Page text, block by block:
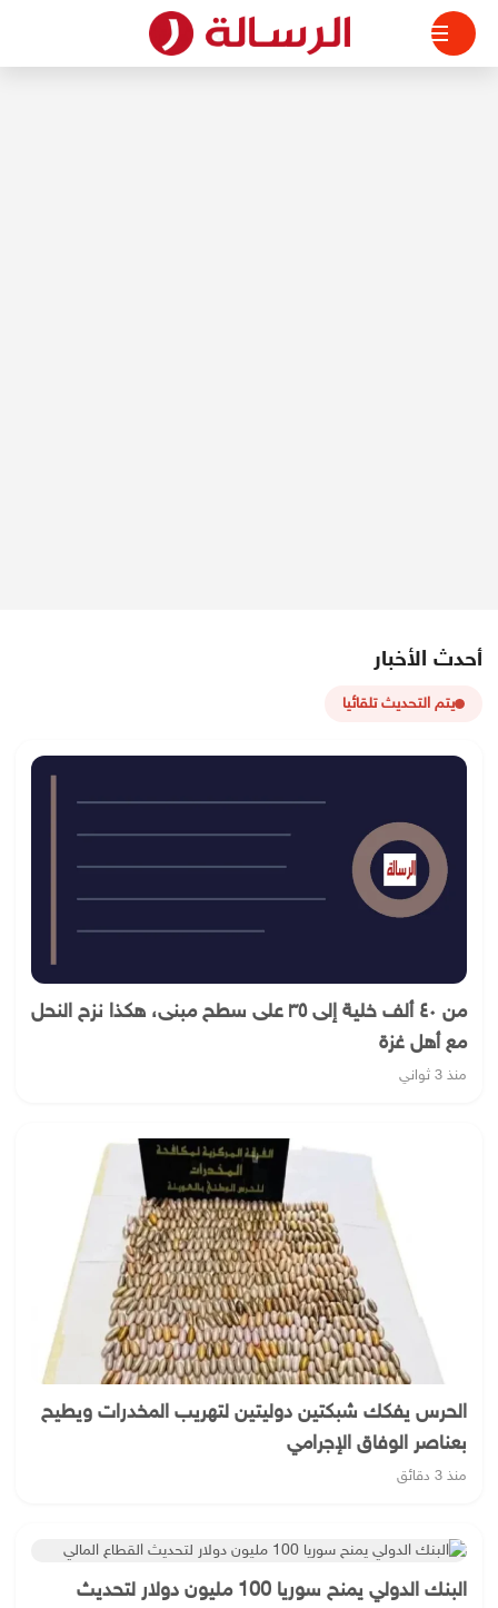
التجاوز
المحتوى
أحدث الأخبار
يتم التحديث تلقائيا
من ٤٠ ألف خلية إلى ٣٥ على سطح مبنى، هكذا نزح النحل
مع أهل غزة
منذ 3 ثواني
الحرس يفكك شبكتين دوليتين لتهريب المخدرات ويطيح
بعناصر الوفاق الإجرامي
منذ 3 دقائق
البنك الدولي يمنح سوريا 100 مليون دولار لتحديث